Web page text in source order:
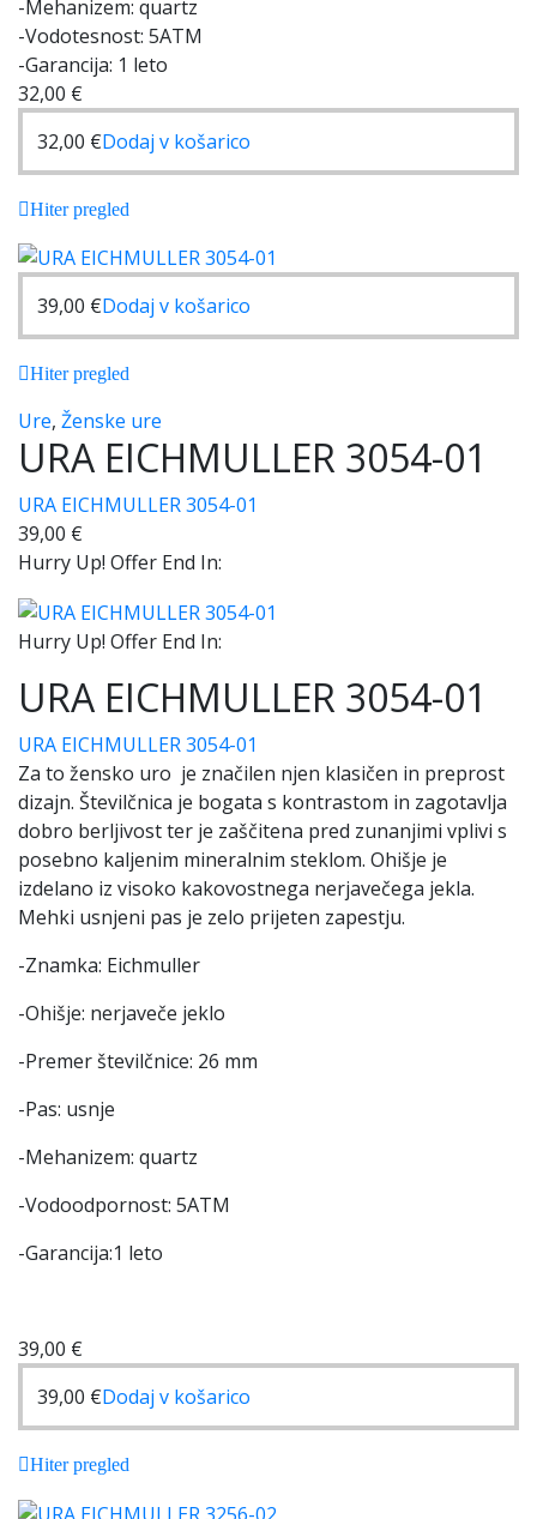
-Mehanizem: quartz
-Vodotesnost: 5ATM
-Garancija: 1 leto
32,00 €
32,00 €Dodaj v košarico
Hiter pregled
39,00 €Dodaj v košarico
Hiter pregled
Ure, Ženske ure
URA EICHMULLER 3054-01
URA EICHMULLER 3054-01
39,00 €
Hurry Up! Offer End In:
Hurry Up! Offer End In:
URA EICHMULLER 3054-01
URA EICHMULLER 3054-01
Za to žensko uro je značilen njen klasičen in preprost
dizajn. Številčnica je bogata s kontrastom in zagotavlja
dobro berljivost ter je zaščitena pred zunanjimi vplivi s
posebno kaljenim mineralnim steklom. Ohišje je
izdelano iz visoko kakovostnega nerjavečega jekla.
Mehki usnjeni pas je zelo prijeten zapestju.
-Znamka: Eichmuller
-Ohišje: nerjaveče jeklo
-Premer številčnice: 26 mm
-Pas: usnje
-Mehanizem: quartz
-Vodoodpornost: 5ATM
-Garancija:1 leto
39,00 €
39,00 €Dodaj v košarico
Hiter pregled